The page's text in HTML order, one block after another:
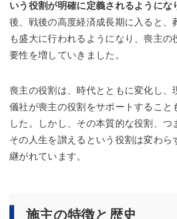
いう役割が明確に定義されるようにな
後、戦後の高度経済成長期に入ると、
も盛大に行われるようになり、喪主の
要性を増していきました。
喪主の役割は、時代とともに変化し、
儀社が喪主の役割をサポートすること
した。しかし、その本質的な役割、つ
その人生を讃えるという役割は変わら
継がれています。
施主の特徴と歴史